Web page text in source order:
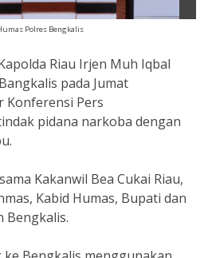
Polres Bengkalis
Riau Irjen Muh Iqbal
pada Jumat
Konferensi Pers
pidana narkoba dengan
Kakanwil Bea Cukai Riau,
Kabid Humas, Bupati dan
Bengkalis.